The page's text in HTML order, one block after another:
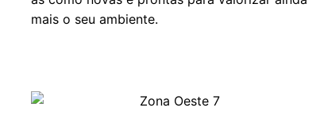
mais o seu ambiente.